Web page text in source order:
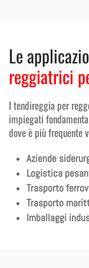
Le
reggiatrici
I tendireggia per
impiegati
dove è più frequente
Aziende
Logistica
Trasporto
Trasporto
Imballaggi